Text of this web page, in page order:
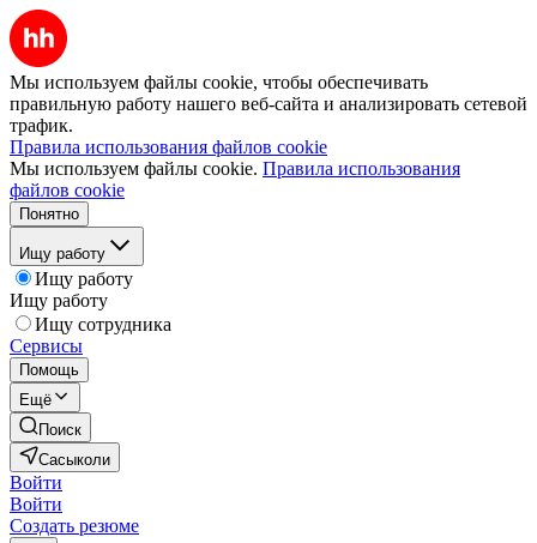
Мы используем файлы cookie, чтобы обеспечивать
правильную работу нашего веб-сайта и анализировать сетевой
трафик.
Правила использования файлов cookie
Мы используем файлы cookie. Правила использования
файлов cookie
Понятно
Ищу работу
Ищу работу
Ищу работу
Ищу сотрудника
Сервисы
Помощь
Ещё
Поиск
Сасыколи
Войти
Войти
Создать резюме